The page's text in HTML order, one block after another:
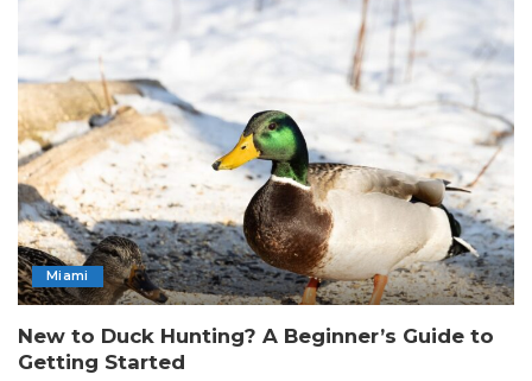
Miami
New to Duck Hunting? A Beginner’s Guide to
Getting Started